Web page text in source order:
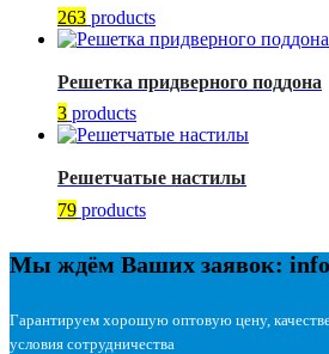
263 products
Решетка придверного поддона
3 products
Решетчатые настилы
79 products
Мы ждём Ваших заявок:
Гарантируем хорошую оптовую цену,
условия сотрудничества